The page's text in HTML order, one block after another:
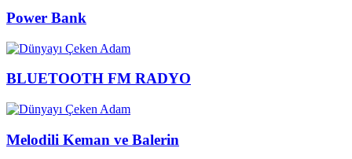
Power Bank
BLUETOOTH FM RADYO
Melodili Keman ve Balerin